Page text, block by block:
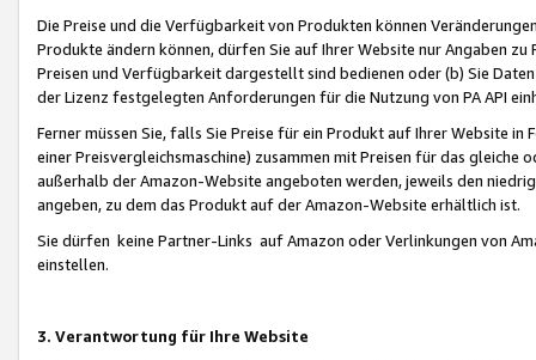
Die Preise und die Verfügbarkeit von Produkten können
Produkte ändern können, dürfen Sie auf Ihrer Website nur Angaben
Preisen und Verfügbarkeit dargestellt sind bedienen oder (b) Sie
der Lizenz festgelegten Anforderungen für die Nutzung von PA API
Ferner müssen Sie, falls Sie Preise für ein Produkt auf Ihrer Website
einer Preisvergleichsmaschine) zusammen mit Preisen für das
außerhalb der Amazon-Website angeboten werden, jeweils den
angeben, zu dem das Produkt auf der Amazon-Website erhältlich ist.
Sie dürfen keine Partner-Links auf Amazon oder Verlinkungen von
einstellen.
3. Verantwortung für Ihre Website